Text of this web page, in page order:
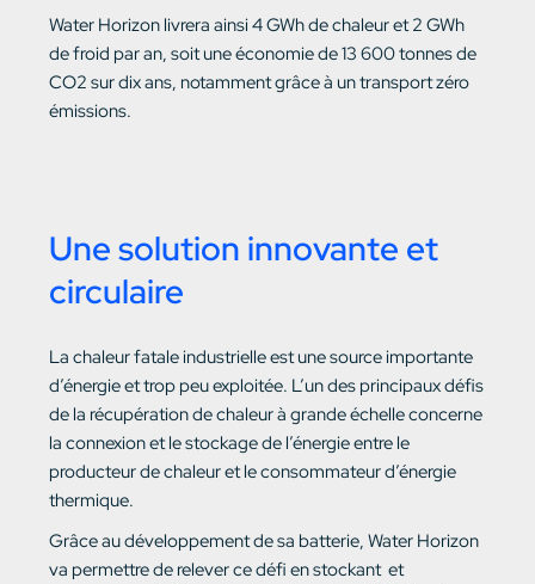
Water Horizon livrera ainsi 4 GWh de chaleur et 2 GWh
de froid par an, soit une économie de 13 600 tonnes de
CO2 sur dix ans, notamment grâce à un transport zéro
émissions.
Une solution innovante et
circulaire
La chaleur fatale industrielle est une source importante
d’énergie et trop peu exploitée. L’un des principaux défis
de la récupération de chaleur à grande échelle concerne
la connexion et le stockage de l’énergie entre le
producteur de chaleur et le consommateur d’énergie
thermique.
Grâce au développement de sa batterie, Water Horizon
va permettre de relever ce défi en stockant et